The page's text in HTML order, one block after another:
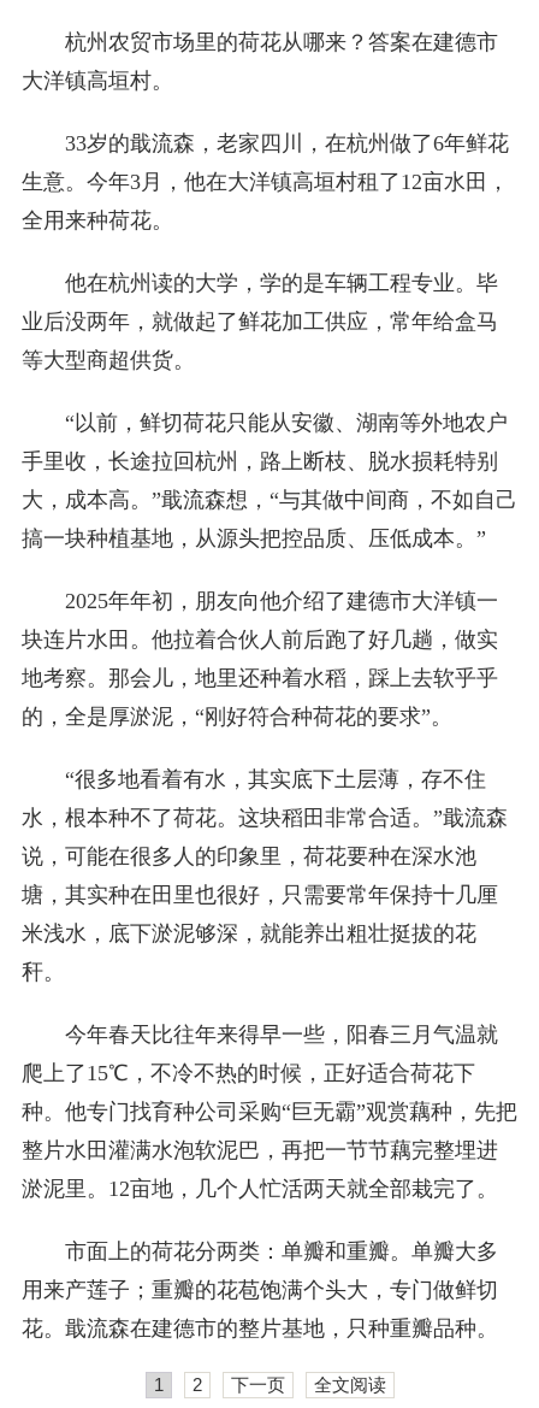
杭州农贸市场里的荷花从哪来？答案在建德市
大洋镇高垣村。
33岁的戢流森，老家四川，在杭州做了6年鲜花
生意。今年3月，他在大洋镇高垣村租了12亩水田，
全用来种荷花。
他在杭州读的大学，学的是车辆工程专业。毕
业后没两年，就做起了鲜花加工供应，常年给盒马
等大型商超供货。
“以前，鲜切荷花只能从安徽、湖南等外地农户
手里收，长途拉回杭州，路上断枝、脱水损耗特别
大，成本高。”戢流森想，“与其做中间商，不如自己
搞一块种植基地，从源头把控品质、压低成本。”
2025年年初，朋友向他介绍了建德市大洋镇一
块连片水田。他拉着合伙人前后跑了好几趟，做实
地考察。那会儿，地里还种着水稻，踩上去软乎乎
的，全是厚淤泥，“刚好符合种荷花的要求”。
“很多地看着有水，其实底下土层薄，存不住
水，根本种不了荷花。这块稻田非常合适。”戢流森
说，可能在很多人的印象里，荷花要种在深水池
塘，其实种在田里也很好，只需要常年保持十几厘
米浅水，底下淤泥够深，就能养出粗壮挺拔的花
秆。
今年春天比往年来得早一些，阳春三月气温就
爬上了15℃，不冷不热的时候，正好适合荷花下
种。他专门找育种公司采购“巨无霸”观赏藕种，先把
整片水田灌满水泡软泥巴，再把一节节藕完整埋进
淤泥里。12亩地，几个人忙活两天就全部栽完了。
市面上的荷花分两类：单瓣和重瓣。单瓣大多
用来产莲子；重瓣的花苞饱满个头大，专门做鲜切
花。戢流森在建德市的整片基地，只种重瓣品种。
1 2 下一页 全文阅读